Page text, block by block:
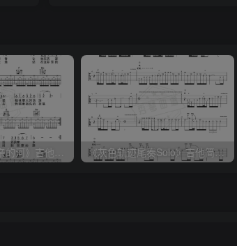
《父亲的草原母亲的河》吉他简谱C调弹唱谱（腾格尔） 《灰色轨迹尾奏Solo》吉他简谱A调双吉他谱（BEYOND）